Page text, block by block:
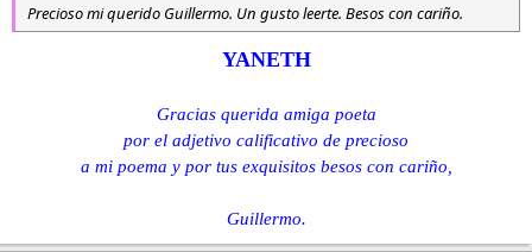
Precioso mi querido Guillermo. Un gusto leerte. Besos con cariño.
YANETH
Gracias querida amiga poeta
por el adjetivo calificativo de precioso
a mi poema y por tus exquisitos besos con cariño,
Guillermo.